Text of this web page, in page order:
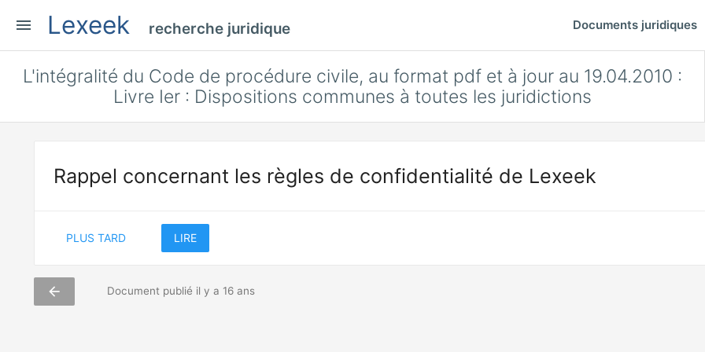
menu Lexeek recherche juridique Documents juridiques
L'intégralité du Code de procédure civile, au format pdf et à jour au 19.04.2010 :
Livre Ier : Dispositions communes à toutes les juridictions
Rappel concernant les règles de confidentialité de Lexeek
PLUS TARD LIRE
arrow_back Document publié il y a 16 ans